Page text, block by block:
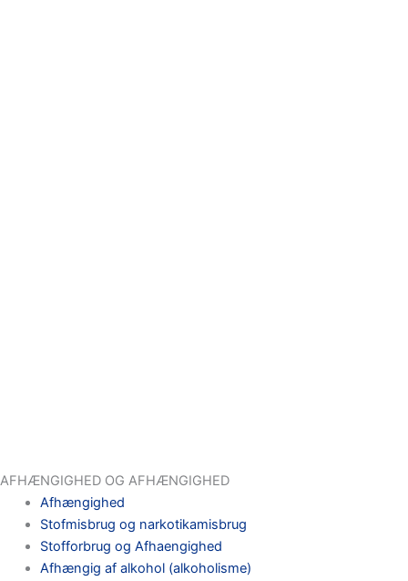
AFHÆNGIGHED OG AFHÆNGIGHED
Afhængighed
Stofmisbrug og narkotikamisbrug
Stofforbrug og Afhaengighed
Afhængig af alkohol (alkoholisme)